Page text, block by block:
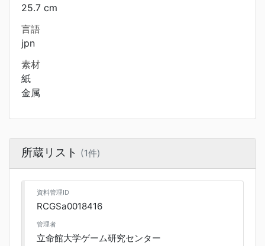
25.7 cm
言語
jpn
素材
紙
金属
所蔵リスト (1件)
資料管理ID
RCGSa0018416
管理者
立命館大学ゲーム研究センター